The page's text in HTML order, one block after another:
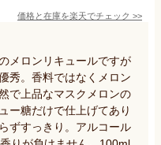
価格と在庫を楽天でチェック >>
メロンリキュールですが
秀。香料ではなくメロン
で上品なマスクメロンの
ー糖だけで仕上げてあり
ずすっきり。アルコール